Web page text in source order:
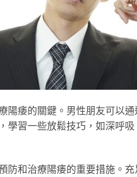
陽痿的關鍵。男性朋友可以
學習一些放鬆技巧，如深呼
防和治療陽痿的重要措施。